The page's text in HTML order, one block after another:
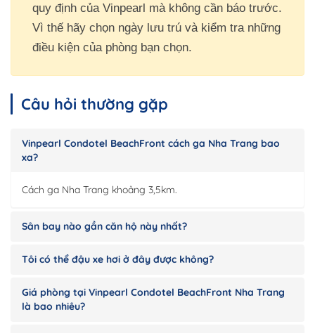
quy định của Vinpearl mà không cần báo trước.
Vì thế hãy chọn ngày lưu trú và kiểm tra những
điều kiện của phòng bạn chọn.
Câu hỏi thường gặp
Vinpearl Condotel BeachFront cách ga Nha Trang bao
xa?
Cách ga Nha Trang khoảng 3,5km.
Sân bay nào gần căn hộ này nhất?
Tôi có thể đậu xe hơi ở đây được không?
Giá phòng tại Vinpearl Condotel BeachFront Nha Trang
là bao nhiêu?